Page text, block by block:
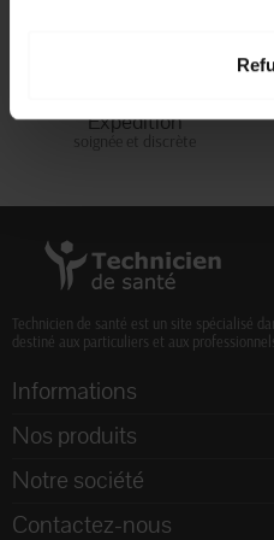
Expédition
soignée et discrète
Technicien de santé est un site spécialisé
destiné aux particuliers et aux
Informations
Nos produits
Notre société
Contactez-nous